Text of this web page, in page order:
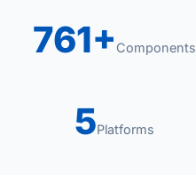
761+ Components
5Platforms